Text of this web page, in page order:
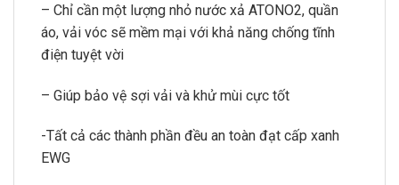
– Chỉ cần một lượng nhỏ nước xả ATONO2, quần
áo, vải vóc sẽ mềm mại với khả năng chống tĩnh
điện tuyệt vời
– Giúp bảo vệ sợi vải và khử mùi cực tốt
-Tất cả các thành phần đều an toàn đạt cấp xanh
EWG